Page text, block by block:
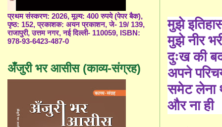
मुझे
मुझे नीर
दुःख की
अपने
समेट लेना
और ना ही
प्रथम संस्करण: 2026, मूल्य: 400 रुपये (पेपर बैक),
पृष्ठ: 152, प्रकाशक: अयन प्रकाशन, जे- 19/ 139,
राजापुरी, उत्तम नगर, नई दिल्ली- 110059, ISBN:
978-93-6423-487-0
अँजुरी भर आसीस (काव्य-संग्रह)